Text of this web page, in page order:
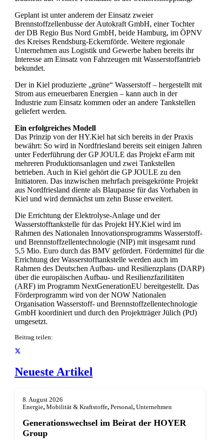
Geplant ist unter anderem der Einsatz zweier
Brennstoffzellenbusse der Autokraft GmbH, einer Tochter
der DB Regio Bus Nord GmbH, beide Hamburg, im ÖPNV
des Kreises Rendsburg-Eckernförde. Weitere regionale
Unternehmen aus Logistik und Gewerbe haben bereits ihr
Interesse am Einsatz von Fahrzeugen mit Wasserstoffantrieb
bekundet.
Der in Kiel produzierte „grüne“ Wasserstoff – hergestellt mit
Strom aus erneuerbaren Energien – kann auch in der
Industrie zum Einsatz kommen oder an andere Tankstellen
geliefert werden.
Ein erfolgreiches Modell
Das Prinzip von der HY.Kiel hat sich bereits in der Praxis
bewährt: So wird in Nordfriesland bereits seit einigen Jahren
unter Federführung der GP JOULE das Projekt eFarm mit
mehreren Produktionsanlagen und zwei Tankstellen
betrieben. Auch in Kiel gehört die GP JOULE zu den
Initiatoren. Das inzwischen mehrfach preisgekrönte Projekt
aus Nordfriesland diente als Blaupause für das Vorhaben in
Kiel und wird demnächst um zehn Busse erweitert.
Die Errichtung der Elektrolyse-Anlage und der
Wasserstofftankstelle für das Projekt HY.Kiel wird im
Rahmen des Nationalen Innovationsprogramms Wasserstoff-
und Brennstoffzellentechnologie (NIP) mit insgesamt rund
5,5 Mio. Euro durch das BMV gefördert. Fördermittel für die
Errichtung der Wasserstofftankstelle werden auch im
Rahmen des Deutschen Aufbau- und Resilienzplans (DARP)
über die europäischen Aufbau- und Resilienzfazilitäten
(ARF) im Programm NextGenerationEU bereitgestellt. Das
Förderprogramm wird von der NOW Nationalen
Organisation Wasserstoff- und Brennstoffzellentechnologie
GmbH koordiniert und durch den Projektträger Jülich (PtJ)
umgesetzt.
Beitrag teilen:
Neueste Artikel
8. August 2026
Energie, Mobilität & Kraftstoffe, Personal, Unternehmen
Generationswechsel im Beirat der HOYER
Group